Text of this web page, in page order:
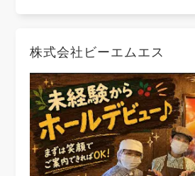
株式会社ビーエムエス